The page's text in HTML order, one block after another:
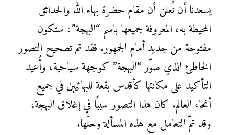
يسعدنا أن نُعلن أن مقام حضرة بهاء الله والحدائق
المحيطة به، المعروفة جميعها باسم “البهجة”، ستكون
مفتوحة من جديد أمام الجمهور. فقد تم تصحيح التصور
الخاطئ الذي صوّر “البهجة” كوجهة سياحية، وأُعيد
التأكيد على مكانتها كأقدس بقعة للبهائيين في جميع
أنحاء العالم. كان هذا التصور سببًا في إغلاق البهجة،
وقد تمّ التعامل مع هذه المسألة وحلّها.